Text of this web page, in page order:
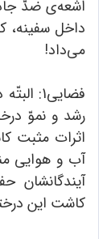
اشعه‌ی ضدّ‌
داخل سفینه،
می‌داد!
رشد و نموّ
اثرات مثبت
آب و هوایی
آیندگانشان
کاشت این